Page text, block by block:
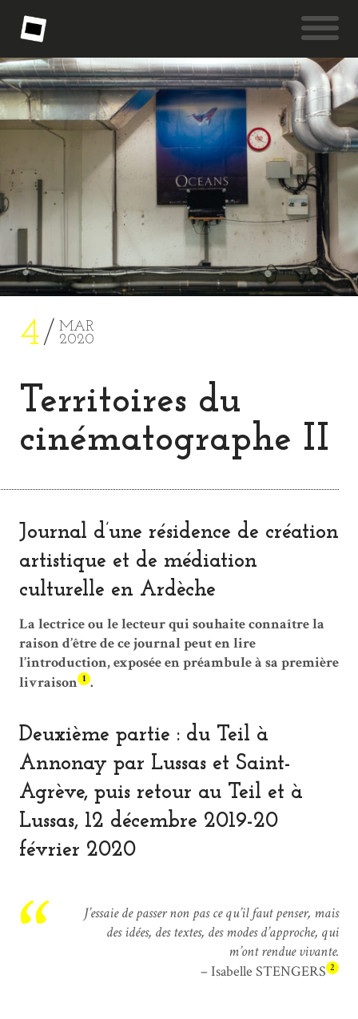
4
MAR
2020
Territoires du
cinématographe II
Journal d’une résidence de création
artistique et de médiation
culturelle en Ardèche
La lectrice ou le lecteur qui souhaite connaître la
raison d’être de ce journal peut en lire
l’introduction, exposée en préambule à sa première
livraison 1 .
Deuxième partie : du Teil à
Annonay par Lussas et Saint-
Agrève, puis retour au Teil et à
Lussas, 12 décembre 2019-20
février 2020
J’essaie de passer non pas ce qu’il faut penser, mais
des idées, des textes, des modes d’approche, qui
m’ont rendue vivante.
– Isabelle STENGERS 2